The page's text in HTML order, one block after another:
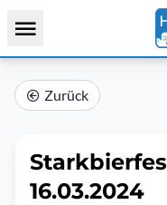
Zurück
16.03.2024